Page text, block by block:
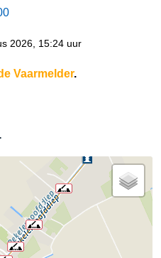
2026, 15:24 uur
Vaarmelder.